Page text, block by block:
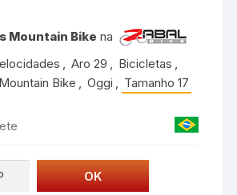
Mountain Bike na
, Aro 29 , Bicicletas ,
Mountain Bike , Oggi , Tamanho 17